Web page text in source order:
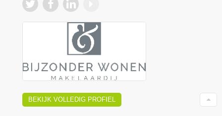
BEKIJK VOLLEDIG PROFIEL